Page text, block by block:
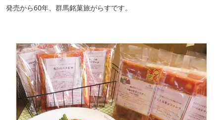
発売から60年、群馬銘菓旅がらすです。